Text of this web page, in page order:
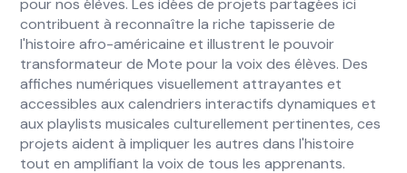
pour nos élèves. Les idées de projets partagées ici
contribuent à reconnaître la riche tapisserie de
l'histoire afro-américaine et illustrent le pouvoir
transformateur de Mote pour la voix des élèves. Des
affiches numériques visuellement attrayantes et
accessibles aux calendriers interactifs dynamiques et
aux playlists musicales culturellement pertinentes, ces
projets aident à impliquer les autres dans l'histoire
tout en amplifiant la voix de tous les apprenants.